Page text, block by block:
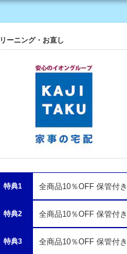
ーニング・お直し
特典1 全商品10％OFF 保管付
特典2 全商品10％OFF 保管付
特典3 全商品10％OFF 保管付